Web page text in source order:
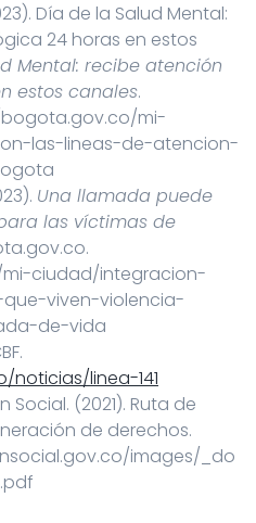
Día de la Salud Mental:
24 horas en estos
Mental: recibe atención
estos canales.
mi-
las-lineas-de-atencion-
Una llamada puede
las víctimas de
ciudad/integracion-
viven-violencia-
de-vida
linea-141
Social. (2021). Ruta de
de derechos.
images/_do